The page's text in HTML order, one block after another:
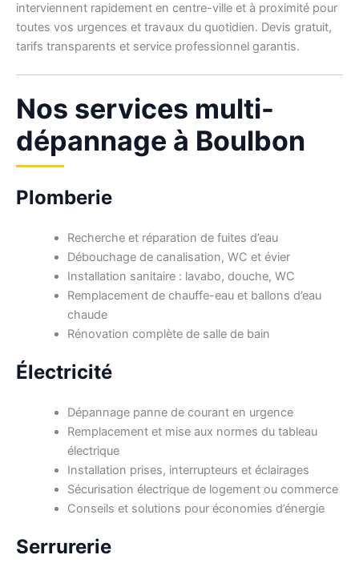
interviennent rapidement en centre-ville et à proximité pour
toutes vos urgences et travaux du quotidien. Devis gratuit,
tarifs transparents et service professionnel garantis.
Nos services multi-
dépannage à Boulbon
Plomberie
Recherche et réparation de fuites d’eau
Débouchage de canalisation, WC et évier
Installation sanitaire : lavabo, douche, WC
Remplacement de chauffe-eau et ballons d’eau
chaude
Rénovation complète de salle de bain
Électricité
Dépannage panne de courant en urgence
Remplacement et mise aux normes du tableau
électrique
Installation prises, interrupteurs et éclairages
Sécurisation électrique de logement ou commerce
Conseils et solutions pour économies d’énergie
Serrurerie